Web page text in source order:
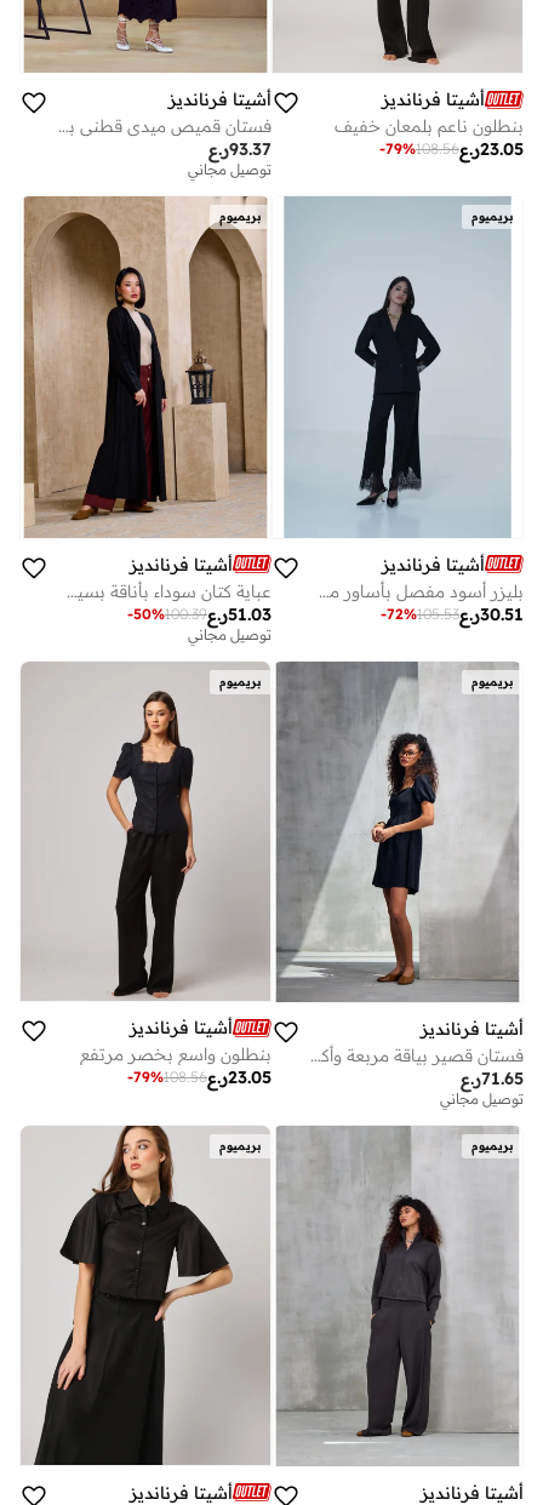
أشيتا فرنانديز
بنطلون ناعم بلمعان خفيف
ر.ع23.05
108.56
-79%
أشيتا فرنانديز
فستان قميص ميدي قطني بنقوش – أسود
ر.ع93.37
توصيل مجاني
بريميوم
أشيتا فرنانديز
بليزر أسود مفصل بأساور من الدانتيل
ر.ع30.51
105.53
-72%
بريميوم
أشيتا فرنانديز
عباية كتان سوداء بأناقة بسيطة طويلة
ر.ع51.03
100.39
-50%
توصيل مجاني
بريميوم
أشيتا فرنانديز
فستان قصير بياقة مربعة وأكمام منفوشة - أسود
ر.ع71.65
توصيل مجاني
بريميوم
أشيتا فرنانديز
بنطلون واسع بخصر مرتفع
ر.ع23.05
108.56
-79%
بريميوم
أشيتا فرنانديز
بريميوم
أشيتا فرنانديز